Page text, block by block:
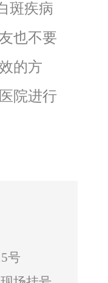
斑疾病
也不要
的方
院进行
号